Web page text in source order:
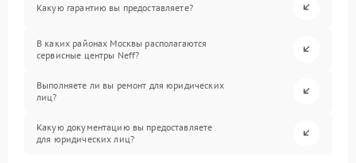
Какую гарантию вы предоставляете?
В каких районах Москвы располагаются
сервисные центры Neff?
Выполняете ли вы ремонт для юридических
лиц?
Какую документацию вы предоставляете
для юридических лиц?